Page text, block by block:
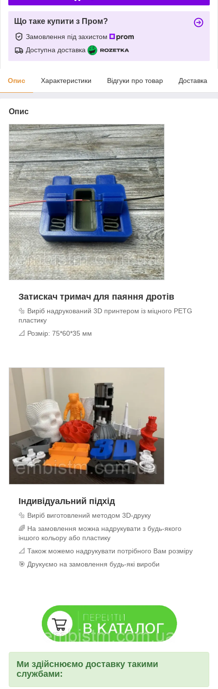
Що таке купити з Пром?
Замовлення під захистом
Доступна доставка
Опис Характеристики Відгуки про товар Доставка
Опис
Затискач тримач для паяння дротів
🔩 Виріб надрукований 3D принтером із міцного PETG
пластику
📐 Розмір: 75*60*35 мм
Індивідуальний підхід
🔩 Виріб виготовлений методом 3D-друку
🌈 На замовлення можна надрукувати з будь-якого
іншого кольору або пластику
📐 Також можемо надрукувати потрібного Вам розміру
🎯 Друкуємо на замовлення будь-які вироби
Ми здійснюємо доставку такими
службами: